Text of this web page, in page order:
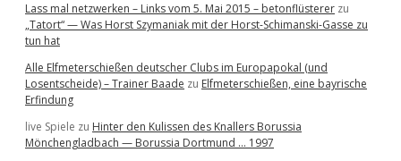
Lass mal netzwerken – Links vom 5. Mai 2015 – betonflüsterer zu
„Tatort“ — Was Horst Szymaniak mit der Horst-Schimanski-Gasse zu
tun hat
Alle Elfmeterschießen deutscher Clubs im Europapokal (und
Losentscheide) – Trainer Baade zu Elfmeterschießen, eine bayrische
Erfindung
live Spiele zu Hinter den Kulissen des Knallers Borussia
Mönchengladbach — Borussia Dortmund … 1997